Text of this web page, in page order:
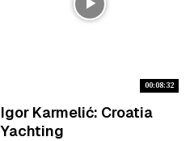
00:08:32
Igor Karmelić: Croatia
Yachting